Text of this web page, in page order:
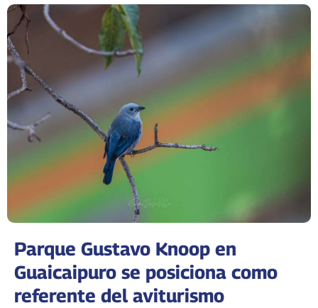
Parque Gustavo Knoop en
Guaicaipuro se posiciona como
referente del aviturismo